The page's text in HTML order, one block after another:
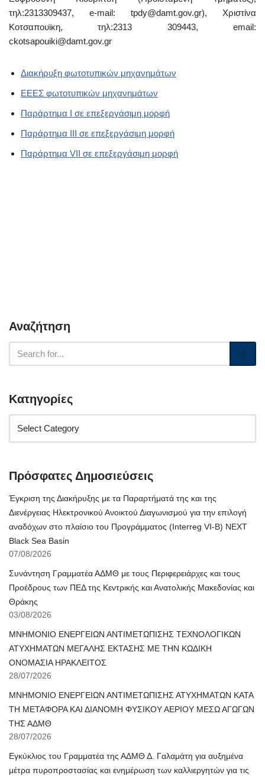
τηλ:2313309437, e-mail: tpdy@damt.gov.gr), Χριστίνα
Κοτσαπουϊκη, τηλ:2313 309443, email:
ckotsapouiki@damt.gov.gr
Διακήρυξη φωτοτυπικών μηχανημάτων
ΕΕΕΣ φωτοτυπικών μηχανημάτων
Παράρτημα I σε επεξεργάσιμη μορφή
Παράρτημα III σε επεξεργάσιμη μορφή
Παράρτημα VII σε επεξεργάσιμη μορφή
Αναζήτηση
Κατηγορίες
Πρόσφατες Δημοσιεύσεις
Έγκριση της Διακήρυξης με τα Παραρτήματά της και της
Διενέργειας Ηλεκτρονικού Ανοικτού Διαγωνισμού για την επιλογή
αναδόχων στο πλαίσιο του Προγράμματος (Interreg VI-B) NEXT
Black Sea Basin
07/08/2026
Συνάντηση Γραμματέα ΑΔΜΘ με τους Περιφερειάρχες και τους
Προέδρους των ΠΕΔ της Κεντρικής και Ανατολικής Μακεδονίας και
Θράκης
03/08/2026
ΜΝΗΜΟΝΙΟ ΕΝΕΡΓΕΙΩΝ ΑΝΤΙΜΕΤΩΠΙΣΗΣ ΤΕΧΝΟΛΟΓΙΚΩΝ
ΑΤΥΧΗΜΑΤΩΝ ΜΕΓΑΛΗΣ ΕΚΤΑΣΗΣ ΜΕ ΤΗΝ ΚΩΔΙΚΗ
ΟΝΟΜΑΣΙΑ ΗΡΑΚΛΕΙΤΟΣ
28/07/2026
ΜΝΗΜΟΝΙΟ ΕΝΕΡΓΕΙΩΝ ΑΝΤΙΜΕΤΩΠΙΣΗΣ ΑΤΥΧΗΜΑΤΩΝ ΚΑΤΑ
ΤΗ ΜΕΤΑΦΟΡΑ ΚΑΙ ΔΙΑΝΟΜΗ ΦΥΣΙΚΟΥ ΑΕΡΙΟΥ ΜΕΣΩ ΑΓΩΓΩΝ
ΤΗΣ ΑΔΜΘ
28/07/2026
Εγκύκλιος του Γραμματέα της ΑΔΜΘ Δ. Γαλαμάτη για αυξημένα
μέτρα πυροπροστασίας και ενημέρωση των καλλιεργητών για τις